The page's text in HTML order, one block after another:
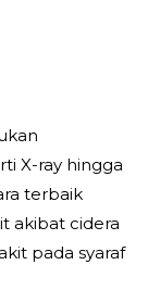
X-ray hingga
terbaik
akibat cidera
pada syaraf